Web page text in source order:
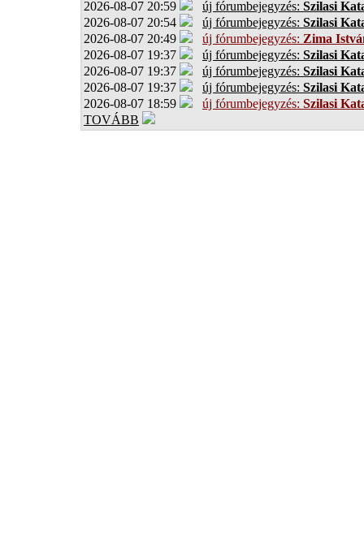
2026-08-07 20:59 új fórumbejegyzés: Szilasi
2026-08-07 20:54
új fórumbejegyzés: Szilasi
2026-08-07 20:49
új fórumbejegyzés: Zima
2026-08-07 19:37
új fórumbejegyzés: Szilasi
2026-08-07 19:37
új fórumbejegyzés: Szilasi
2026-08-07 19:37
új fórumbejegyzés: Szilasi
2026-08-07 18:59
új fórumbejegyzés: Szilasi
TOVÁBB